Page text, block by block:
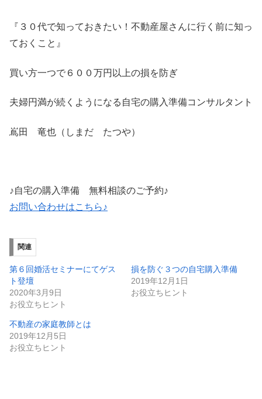
『３０代で知っておきたい！不動産屋さんに行く前に知っ
ておくこと』
買い方一つで６００万円以上の損を防ぎ
夫婦円満が続くようになる自宅の購入準備コンサルタント
嶌田 竜也（しまだ たつや）
♪自宅の購入準備 無料相談のご予約♪
お問い合わせはこちら♪
関連
第６回婚活セミナーにてゲス
ト登壇
2020年3月9日
お役立ちヒント
損を防ぐ３つの自宅購入準備
2019年12月1日
お役立ちヒント
不動産の家庭教師とは
2019年12月5日
お役立ちヒント